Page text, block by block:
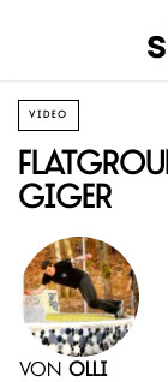
VIDEO
Giger
von Olli